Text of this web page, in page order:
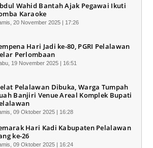
Wahid Bantah Ajak Pegawai Ikuti
Karaoke
20 November 2025 | 17:26
Hari Jadi ke-80, PGRI Pelalawan
Perlombaan
19 November 2025 | 16:51
Pelalawan Dibuka, Warga Tumpah
Banjiri Venue Areal Komplek Bupati
09 Oktober 2025 | 16:28
Hari Kadi Kabupaten Pelalawan
ke-26
09 Oktober 2025 | 16:24